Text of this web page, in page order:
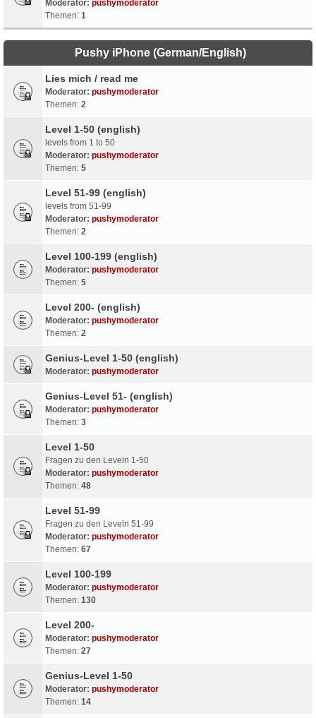
Moderator: pushymoderator
Themen: 1
Pushy iPhone (German/English)
Lies mich / read me
Moderator: pushymoderator
Themen: 2
Level 1-50 (english)
levels from 1 to 50
Moderator: pushymoderator
Themen: 5
Level 51-99 (english)
levels from 51-99
Moderator: pushymoderator
Themen: 2
Level 100-199 (english)
Moderator: pushymoderator
Themen: 5
Level 200- (english)
Moderator: pushymoderator
Themen: 2
Genius-Level 1-50 (english)
Moderator: pushymoderator
Genius-Level 51- (english)
Moderator: pushymoderator
Themen: 3
Level 1-50
Fragen zu den Leveln 1-50
Moderator: pushymoderator
Themen: 48
Level 51-99
Fragen zu den Leveln 51-99
Moderator: pushymoderator
Themen: 67
Level 100-199
Moderator: pushymoderator
Themen: 130
Level 200-
Moderator: pushymoderator
Themen: 27
Genius-Level 1-50
Moderator: pushymoderator
Themen: 14